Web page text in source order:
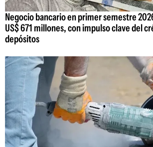
Negocio bancario en primer semestre
US$ 671 millones, con impulso clave del
depósitos